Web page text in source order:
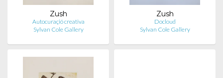
Zush
Autocuraçió creativa
Sylvan Cole Gallery
Zush
Docloud
Sylvan Cole Gallery